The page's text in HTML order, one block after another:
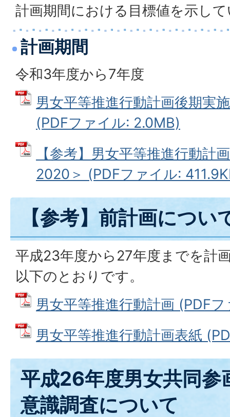
計画期間における目標値を示し
計画期間
令和3年度から7年度
男女平等推進行動計画後期実
(PDFファイル: 2.0MB)
【参考】男女平等推進行動計
2020＞ (PDFファイル:
【参考】前計画につい
平成23年度から27年度までを計
以下のとおりです。
男女平等推進行動計画 (PDF
男女平等推進行動計画表紙
平成26年度男女共同参
意識調査について